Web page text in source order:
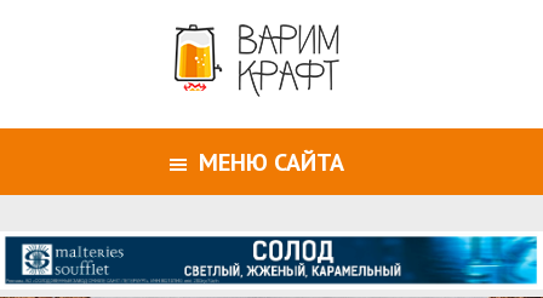
МЕНЮ САЙТА